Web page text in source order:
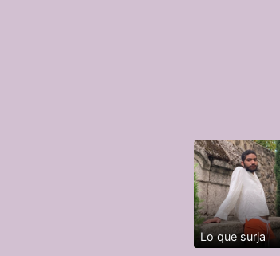
Lo que surja